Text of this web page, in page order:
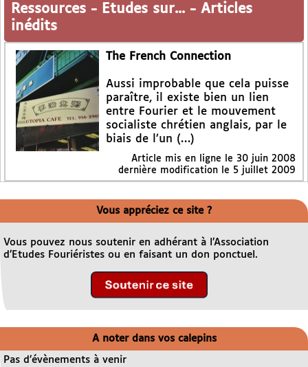
Ressources - Etudes sur... - Articles
inédits
The French Connection
Aussi improbable que cela puisse
paraître, il existe bien un lien
entre Fourier et le mouvement
socialiste chrétien anglais, par le
biais de l’un (…)
Article mis en ligne le 30 juin 2008
dernière modification le 5 juillet 2009
Vous appréciez ce site ?
Vous pouvez nous soutenir en adhérant à l’Association
d’Etudes Fouriéristes ou en faisant un don ponctuel.
A noter dans vos calepins
Pas d’évènements à venir